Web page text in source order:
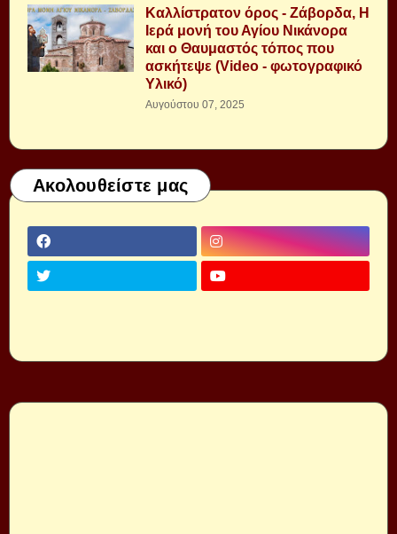
Καλλίστρατον όρος - Ζάβορδα, Η
Ιερά μονή του Αγίου Νικάνορα
και ο Θαυμαστός τόπος που
ασκήτεψε (Video - φωτογραφικό
Υλικό)
Αυγούστου 07, 2025
Ακολουθείστε μας